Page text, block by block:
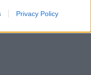
Privacy Policy